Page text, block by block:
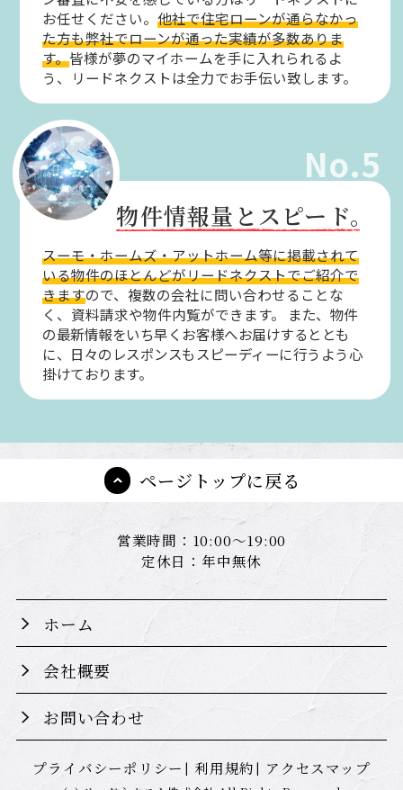
お任せください。他社で住宅ローンが通らなかっ
た方も弊社でローンが通った実績が多数ありま
す。皆様が夢のマイホームを手に入れられるよ
う、リードネクストは全力でお手伝い致します。
No.5
物件情報量とスピード。
スーモ・ホームズ・アットホーム等に掲載されて
いる物件のほとんどがリードネクストでご紹介で
きますので、複数の会社に問い合わせることな
く、資料請求や物件内覧ができます。
また、物件
の最新情報をいち早くお客様へお届けするととも
に、日々のレスポンスもスピーディーに行うよう心
掛けております。
ページトップに戻る
営業時間：10:00～19:00
定休日：年中無休
ホーム
会社概要
お問い合わせ
プライバシーポリシー 利用規約 アクセスマップ